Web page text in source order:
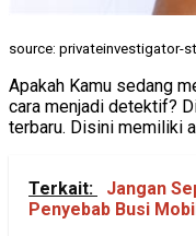
source: privateinvestigator-
Apakah Kamu sedang
cara menjadi detektif?
terbaru. Disini memiliki
Terkait:
Jangan
Penyebab Busi